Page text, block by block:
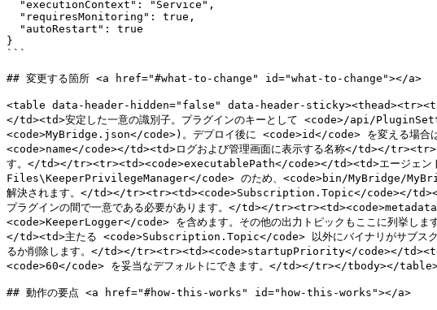
}
```
## 変更する箇所 <a href="#what-to-change" id="what-to-change"></a>
<table data-header-hidden="false" data-header-sticky><thead><tr><th
</td><td>安定した一意の識別子。プラグインのキーとして <code>/api/
<code>MyBridge.json</code>)。デプロイ後に <code>id</code> を変える場合は
<code>name</code></td><td>ログおよび管理画面に表示する名称</td></
す。</td></tr><tr><td><code>executablePath</code></td><td>エージェントル
Files\KeeperPrivilegeManager</code> のため、<code>bin/MyBridge/
解決されます。</td></tr><tr><td><code>Subscription.Topic</code></td><td>当
プラグインの間で一意である必要があります。</td></
<code>KeeperLogger</code> を含めます。その他の出力トピックもここに列
</td><td>主たる <code>Subscription.Topic</code> 以外にバイナリがサブスクラ
るか削除します。</td></tr><tr><td><code>startupPriority</code></td><td>他プ
<code>60</code> を妥当なデフォルトにできます。</td></tr></tbody></
## 動作の要点 <a href="#how-this-works" id="how-this-works"></a>